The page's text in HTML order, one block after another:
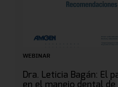
WEBINAR
Dra. Leticia Bagán: El
en el manejo dental